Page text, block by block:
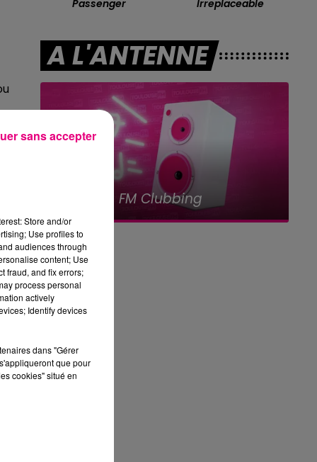
Passenger Irreplaceable
A L'ANTENNE
Le plein de hits
Store and/or
Use profiles to
audiences through
content; Use
fraud, and fix errors;
process personal
actively
Identify devices
dans "Gérer
que pour
cookies" situé en
sans accepter